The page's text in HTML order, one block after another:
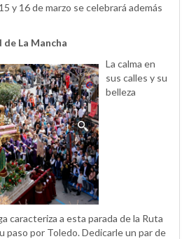
y 16 de marzo se celebrará además
La Mancha
La calma en
sus calles y su
belleza
caracteriza a esta parada de la Ruta
paso por Toledo. Dedicarle un par de